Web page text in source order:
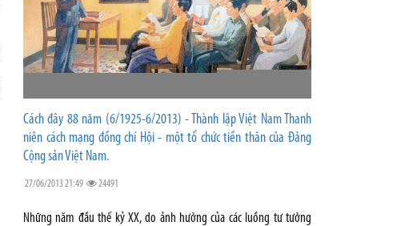
Cách đây 88 năm (6/1925-6/2013) - Thành lập Việt Nam Thanh
niên cách mạng đồng chí Hội - một tổ chức tiền thân của Đảng
Cộng sản Việt Nam.
27/06/2013 21:49 24491
Những năm đầu thế kỷ XX, do ảnh hưởng của các luồng tư tưởng